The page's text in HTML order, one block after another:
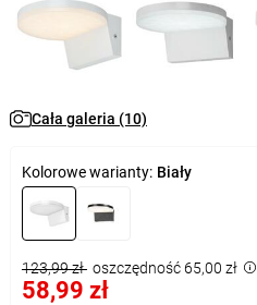
Cała galeria (10)
Kolorowe warianty: Biały
123,99 zł oszczędność 65,00 zł
58,99 zł